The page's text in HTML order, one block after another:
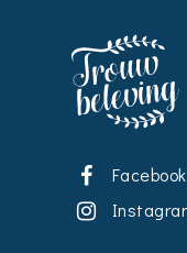
Facebook